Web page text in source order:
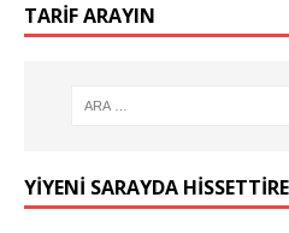
TARIF ARAYIN
YIYENI SARAYDA